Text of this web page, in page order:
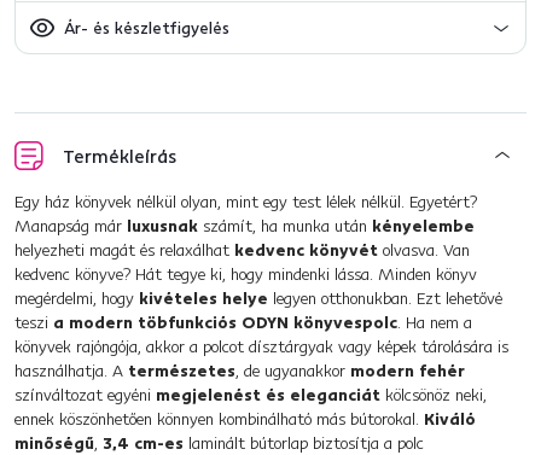
Ár- és készletfigyelés
Termékleírás
Egy ház könyvek nélkül olyan, mint egy test lélek nélkül. Egyetért?
Manapság már luxusnak számít, ha munka után kényelembe
helyezheti magát és relaxálhat kedvenc könyvét olvasva. Van
kedvenc könyve? Hát tegye ki, hogy mindenki lássa. Minden könyv
megérdelmi, hogy kivételes helye legyen otthonukban. Ezt lehetővé
teszi a modern töbfunkciós ODYN könyvespolc. Ha nem a
könyvek rajóngója, akkor a polcot dísztárgyak vagy képek tárolására is
használhatja. A természetes, de ugyanakkor modern fehér
színváltozat egyéni megjelenést és eleganciát kölcsönöz neki,
ennek köszönhetően könnyen kombinálható más bútorokal. Kiváló
minőségű, 3,4 cm-es laminált bútorlap biztosítja a polc